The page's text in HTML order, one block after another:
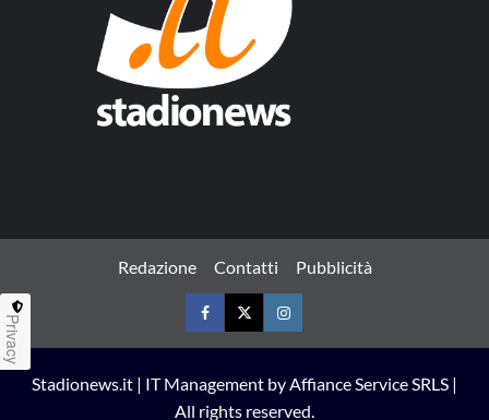
Redazione Contatti Pubblicità
FacebookTwitterInstagram
Stadionews.it | IT Management by Affiance Service SRLS |
All rights reserved.
Privacy